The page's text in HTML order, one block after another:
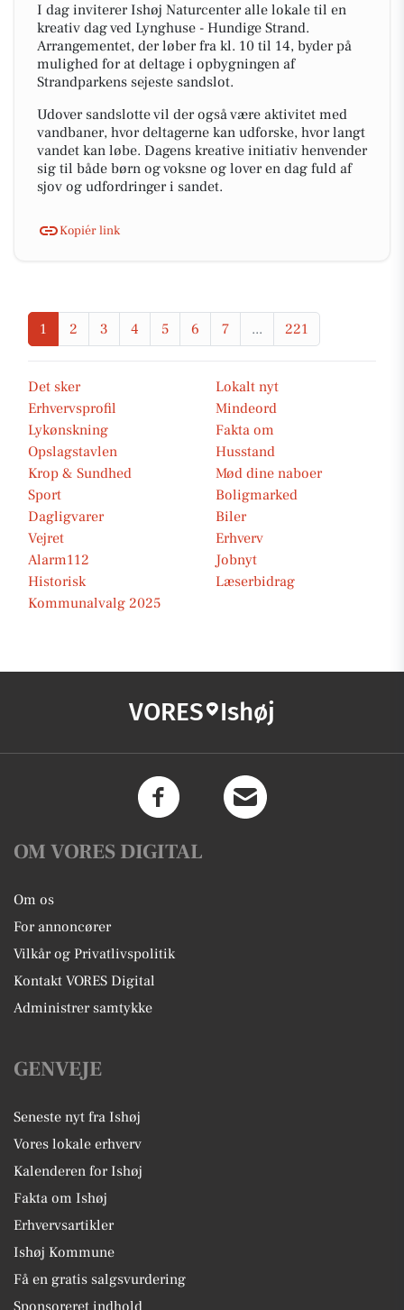
I dag inviterer Ishøj Naturcenter alle lokale til en
kreativ dag ved Lynghuse - Hundige Strand.
Arrangementet, der løber fra kl. 10 til 14, byder på
mulighed for at deltage i opbygningen af
Strandparkens sejeste sandslot.
Udover sandslotte vil der også være aktivitet med
vandbaner, hvor deltagerne kan udforske, hvor langt
vandet kan løbe. Dagens kreative initiativ henvender
sig til både børn og voksne og lover en dag fuld af
sjov og udfordringer i sandet.
Kopiér link
1 2 3 4 5 6 7 ... 221
Det sker
Lokalt nyt
Erhvervsprofil
Mindeord
Lykønskning
Fakta om
Opslagstavlen
Husstand
Krop & Sundhed
Mød dine naboer
Sport
Boligmarked
Dagligvarer
Biler
Vejret
Erhverv
Alarm112
Jobnyt
Historisk
Læserbidrag
Kommunalvalg 2025
VORES Ishøj
OM VORES DIGITAL
Om os
For annoncører
Vilkår og Privatlivspolitik
Kontakt VORES Digital
Administrer samtykke
GENVEJE
Seneste nyt fra Ishøj
Vores lokale erhverv
Kalenderen for Ishøj
Fakta om Ishøj
Erhvervsartikler
Ishøj Kommune
Få en gratis salgsvurdering
Sponsoreret indhold